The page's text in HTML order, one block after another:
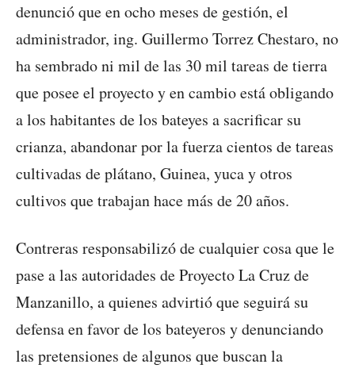
denunció que en ocho meses de gestión, el
administrador, ing. Guillermo Torrez Chestaro, no
ha sembrado ni mil de las 30 mil tareas de tierra
que posee el proyecto y en cambio está obligando
a los habitantes de los bateyes a sacrificar su
crianza, abandonar por la fuerza cientos de tareas
cultivadas de plátano, Guinea, yuca y otros
cultivos que trabajan hace más de 20 años.
Contreras responsabilizó de cualquier cosa que le
pase a las autoridades de Proyecto La Cruz de
Manzanillo, a quienes advirtió que seguirá su
defensa en favor de los bateyeros y denunciando
las pretensiones de algunos que buscan la